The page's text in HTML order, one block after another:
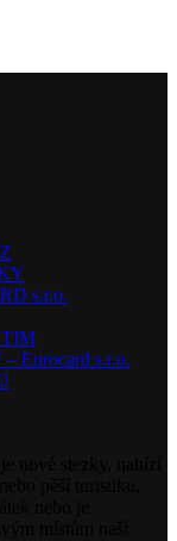
s.r.o.
Eurocard s.r.o.